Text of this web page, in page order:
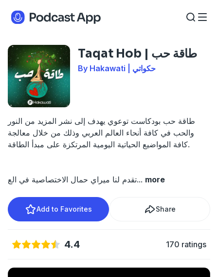
Taqat Hob | طاقة حب
By Hakawati | حكواتي
طاقة حب بودكاست توعوي يهدف إلى نشر المزيد من النور
والحب في كافة أنحاء العالم العربي وذلك من خلال معالجة
كافة المواضيع الحياتية اليومية المرتكزة على مبدأ الطاقة.
تقدم لنا ميراي حمال الاختصاصية في الع... more
Add to Favorites Share
4.4 170 ratings